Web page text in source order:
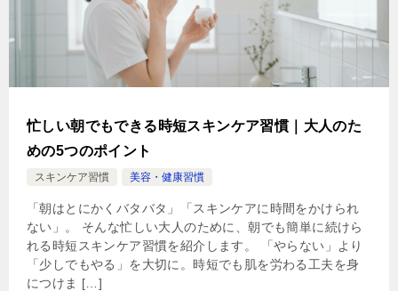
忙しい朝でもできる時短スキンケア習慣｜大人のた
めの5つのポイント
スキンケア習慣 美容・健康習慣
「朝はとにかくバタバタ」「スキンケアに時間をかけられ
ない」。 そんな忙しい大人のために、朝でも簡単に続けら
れる時短スキンケア習慣を紹介します。 「やらない」より
「少しでもやる」を大切に。時短でも肌を労わる工夫を身
につけま […]